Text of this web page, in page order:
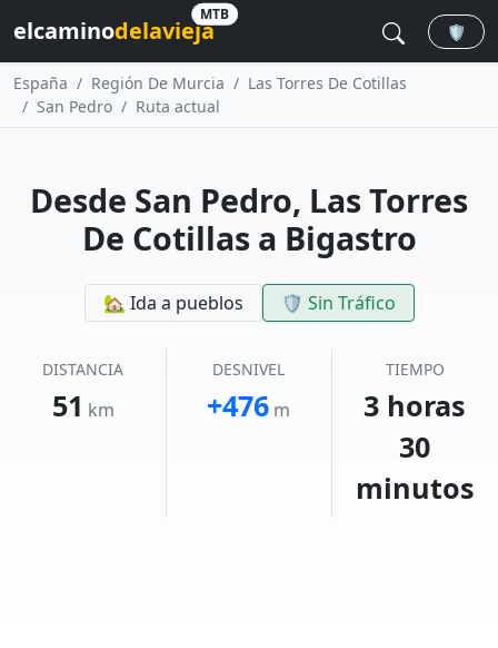
elcaminodelavieja
MTB
🛡️
España Región De Murcia
Las Torres De Cotillas
San Pedro
Ruta actual
Desde San Pedro, Las Torres
De Cotillas a Bigastro
🏡 Ida a pueblos 🛡️ Sin Tráfico
DISTANCIA
51 km
DESNIVEL
+476 m
TIEMPO
3 horas
30
minutos